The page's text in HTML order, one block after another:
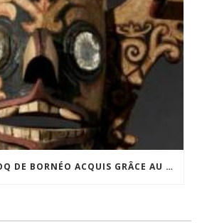
UN MASQUE HUDOQ DE BORNÉO ACQUIS GRÂCE AU SOUTIEN DU CERCLE LÉVI-STRAUSS